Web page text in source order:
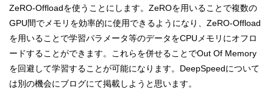
ZeRO-Offloadを使うことにします。ZeROを用いることで複数の
GPU間でメモリを効率的に使用できるようになり、ZeRO-Offload
を用いることで学習パラメータ等のデータをCPUメモリにオフロ
ードすることができます。これらを併せることでOut Of Memory
を回避して学習することが可能になります。DeepSpeedについて
は別の機会にブログにて掲載しようと思います。